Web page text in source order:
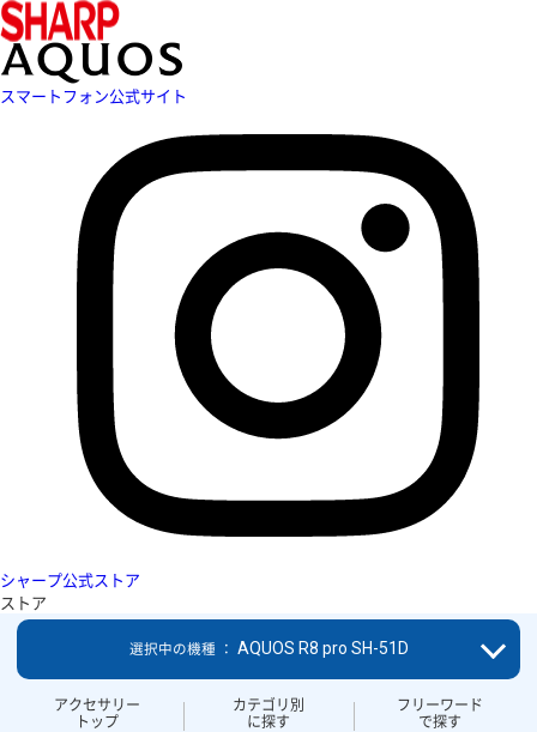
スマートフォン公式サイト
シャープ公式ストア
ストア
アクセサリー
トップ
カテゴリ別
に探す
フリーワード
で探す
選択中の機種 ： AQUOS R8 pro SH-51D